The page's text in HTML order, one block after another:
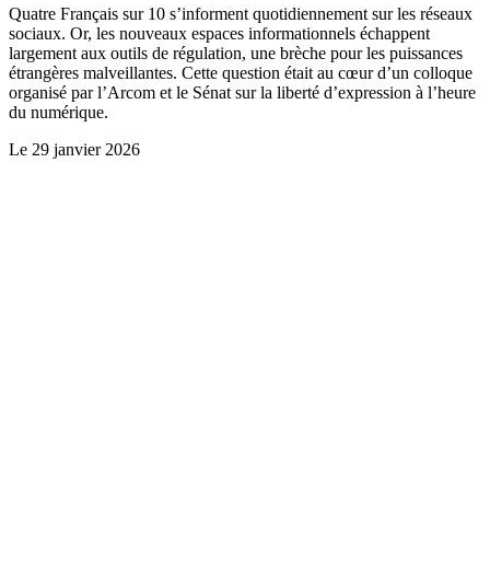
Quatre Français sur 10 s’informent quotidiennement sur les réseaux
sociaux. Or, les nouveaux espaces informationnels échappent
largement aux outils de régulation, une brèche pour les puissances
étrangères malveillantes. Cette question était au cœur d’un colloque
organisé par l’Arcom et le Sénat sur la liberté d’expression à l’heure
du numérique.
Le 29 janvier 2026